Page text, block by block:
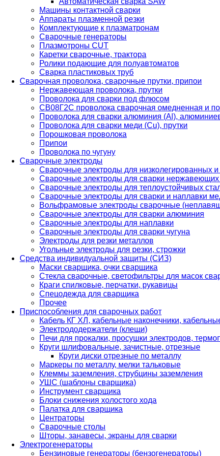
Машины контактной сварки
Аппараты плазменной резки
Комплектующие к плазматронам
Сварочные генераторы
Плазмотроны CUT
Каретки сварочные, трактора
Ролики подающие для полуавтоматов
Сварка пластиковых труб
Сварочная проволока, сварочные прутки, припои
Нержавеющая проволока, прутки
Проволока для сварки под флюсом
СВ08Г2С проволока сварочная омедненная и
Проволока для сварки алюминия (Al),
Проволока для сварки меди (Cu), прутки
Порошковая проволока
Припои
Проволока по чугуну
Сварочные электроды
Сварочные электроды для низколегированных и
Сварочные электроды для сварки
Сварочные электроды для теплоустойчивых
Сварочные электроды для сварки и наплавки
Вольфрамовые электроды сварочные
Сварочные электроды для сварки алюминия
Сварочные электроды для наплавки
Сварочные электроды для сварки чугуна
Электроды для резки металлов
Угольные электроды для резки, строжки
Средства индивидуальной защиты (СИЗ)
Маски сварщика, очки сварщика
Стекла сварочные, светофильтры для масок
Краги спилковые, перчатки, рукавицы
Спецодежда для сварщика
Прочее
Приспособления для сварочных работ
Кабель КГ ХЛ, кабельные наконечники,
Электрододержатели (клещи)
Печи для прокалки, просушки электродов,
Круги шлифовальные, зачистные, отрезные
Круги диски отрезные по металлу
Маркеры по металлу, мелки тальковые
Клеммы заземления, струбцины заземления
УШС (шаблоны сварщика)
Инструмент сварщика
Блоки снижения холостого хода
Палатка для сварщика
Центраторы
Сварочные столы
Шторы, занавесы, экраны для сварки
Электрогенераторы
Бензиновые генераторы (бензогенераторы)